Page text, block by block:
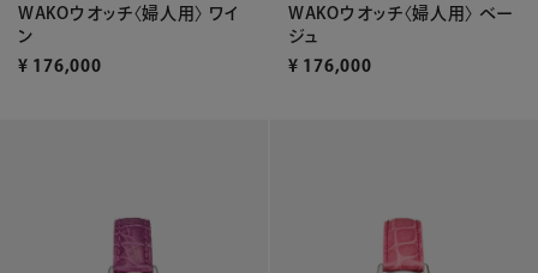
WAKOウオッチ〈婦人用〉 ワイ
ン
¥ 176,000
WAKOウオッチ〈婦人用〉 ベー
ジュ
¥ 176,000